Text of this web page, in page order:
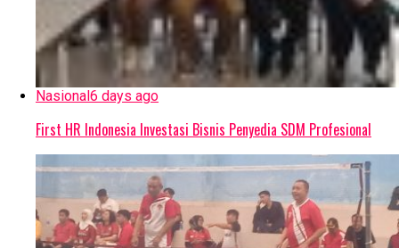
Nasional6 days ago
First HR Indonesia Investasi Bisnis Penyedia SDM Profesional